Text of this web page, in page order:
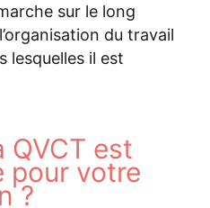
sur le long
du travail
lesquelles il est
QVCT est
pour votre
?